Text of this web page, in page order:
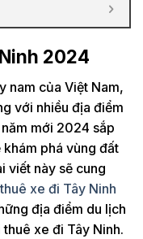
2024
nam của Việt Nam,
với nhiều địa điểm
mới 2024 sắp
phá vùng đất
viết này sẽ cung
xe đi Tây Ninh
địa điểm du lịch
xe đi Tây Ninh.